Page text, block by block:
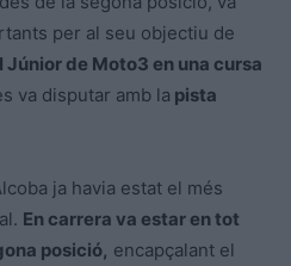
per al seu objectiu de
de Moto3 en una cursa
va disputar amb la pista
ja havia estat el més
En carrera va estar en tot
posició, encapçalant el